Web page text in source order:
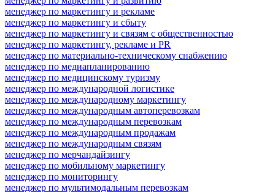
менеджер по маркетингу и рекламе
менеджер по маркетингу и сбыту
менеджер по маркетингу и связям с общественностью
менеджер по маркетингу, рекламе и PR
менеджер по материально-техническому снабжению
менеджер по медиапланированию
менеджер по медицинскому туризму
менеджер по международной логистике
менеджер по международному маркетингу
менеджер по международным автоперевозкам
менеджер по международным перевозкам
менеджер по международным продажам
менеджер по международным связям
менеджер по мерчандайзингу
менеджер по мобильному маркетингу
менеджер по мониторингу
менеджер по мультимодальным перевозкам